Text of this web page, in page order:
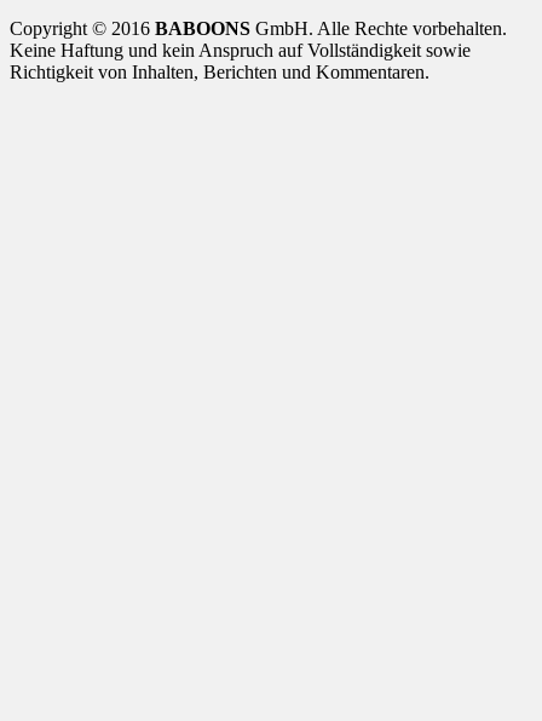
Copyright © 2016 BABOONS GmbH. Alle Rechte vorbehalten.
Keine Haftung und kein Anspruch auf Vollständigkeit sowie
Richtigkeit von Inhalten, Berichten und Kommentaren.